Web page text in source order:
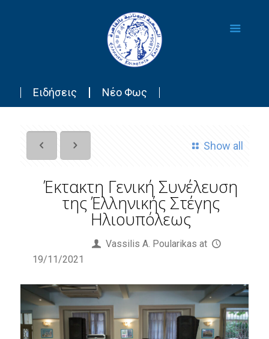
Ειδήσεις Νέο Φως
Show all
Έκτακτη Γενική Συνέλευση
της Έλληνικής Στέγης
Ηλιουπόλεως
Vassilis Α. Poularikas at
19/11/2021